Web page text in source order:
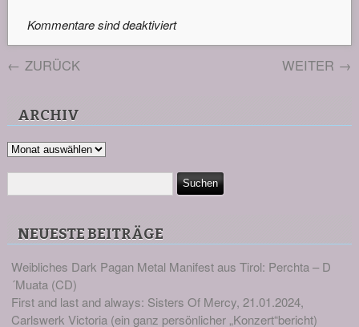
Kommentare sind deaktiviert
← ZURÜCK WEITER →
ARCHIV
Archiv
NEUESTE BEITRÄGE
Weibliches Dark Pagan Metal Manifest aus Tirol: Perchta – D
´Muata (CD)
First and last and always: Sisters Of Mercy, 21.01.2024,
Carlswerk Victoria (ein ganz persönlicher „Konzert“bericht)